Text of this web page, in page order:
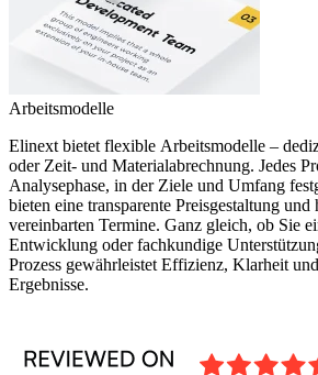
Arbeitsmodelle
Elinext bietet flexible Arbeitsmodelle –
oder Zeit- und Materialabrechnung. Jedes
Analysephase, in der Ziele und Umfang
bieten eine transparente Preisgestaltung
vereinbarten Termine. Ganz gleich, ob Sie
Entwicklung oder fachkundige
Prozess gewährleistet Effizienz, Klarheit
Ergebnisse.